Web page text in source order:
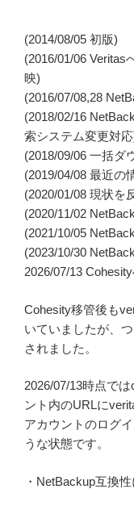
(2014/08/05 初版)
(2016/01/06 Veritas
映)
(2016/07/08,28
(2018/02/16
索システム変更対
(2018/09/06 一括ダ
(2019/04/08 最近の
(2020/01/08 現状を
(2020/11/02
(2021/10/05
(2023/10/30
2026/07/13
Cohesity移管後も
いていましたが、
されました。
2026/07/13時点で
ント内のURLに
アカウントのログ
うな状態です。
・NetBackup互換